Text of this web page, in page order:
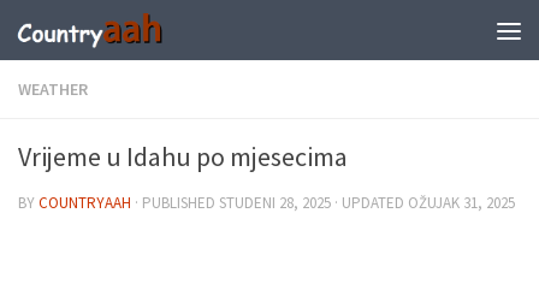
WEATHER
Vrijeme u Idahu po mjesecima
BYCOUNTRYAAH · PUBLISHED STUDENI 28, 2025 · UPDATED OŽUJAK 31, 2025